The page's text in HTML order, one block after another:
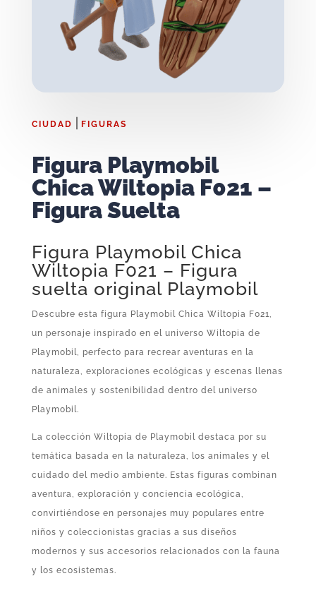
CIUDAD FIGURAS
Figura Playmobil
Chica Wiltopia F021 –
Figura Suelta
Figura Playmobil Chica
Wiltopia F021 – Figura
suelta original Playmobil
Descubre esta figura Playmobil Chica Wiltopia F021,
un personaje inspirado en el universo Wiltopia de
Playmobil, perfecto para recrear aventuras en la
naturaleza, exploraciones ecológicas y escenas llenas
de animales y sostenibilidad dentro del universo
Playmobil.
La colección Wiltopia de Playmobil destaca por su
temática basada en la naturaleza, los animales y el
cuidado del medio ambiente. Estas figuras combinan
aventura, exploración y conciencia ecológica,
convirtiéndose en personajes muy populares entre
niños y coleccionistas gracias a sus diseños
modernos y sus accesorios relacionados con la fauna
y los ecosistemas.